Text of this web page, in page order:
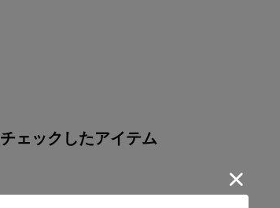
チェックしたアイテム